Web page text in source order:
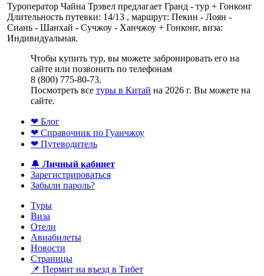
Туроператор Чайна Трэвел предлагает Гранд - тур + Гонконг
Длительность путевки: 14/13 , маршрут: Пекин - Лоян -
Сиань - Шанхай - Сучжоу - Ханчжоу + Гонконг, виза:
Индивидуальная.
Чтобы купить тур, вы можете забронировать его на
сайте или позвонить по телефонам
8 (800) 775-80-73.
Посмотреть все туры в Китай на 2026 г. Вы можете на
сайте.
❤ Блог
❤ Справочник по Гуанчжоу
❤ Путеводитель
🔔 Личный кабинет
Зарегистрироваться
Забыли пароль?
Туры
Виза
Отели
Авиабилеты
Новости
Страницы
📌 Пермит на въезд в Тибет